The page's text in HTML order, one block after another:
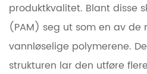
produktkvalitet. Blant disse
(PAM) seg ut som en av de
vannløselige polymerene.
strukturen lar den utføre